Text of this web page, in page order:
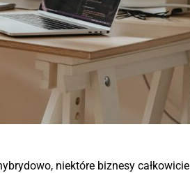
niektóre biznesy całkowicie